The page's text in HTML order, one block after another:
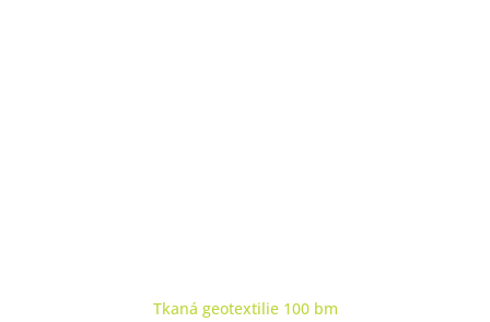
Tkaná geotextilie 100 bm